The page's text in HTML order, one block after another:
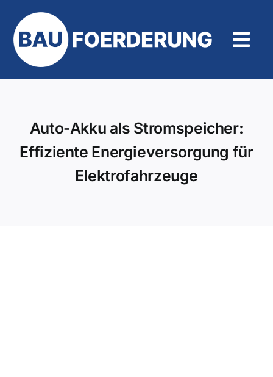
Inhalt
springen
Auto-Akku als Stromspeicher:
Effiziente Energieversorgung für
Elektrofahrzeuge